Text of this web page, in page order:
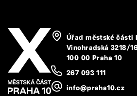
Úřad městské části
Vinohradská 3218/
100 00 Praha 10
267 093 111
info@praha10.cz